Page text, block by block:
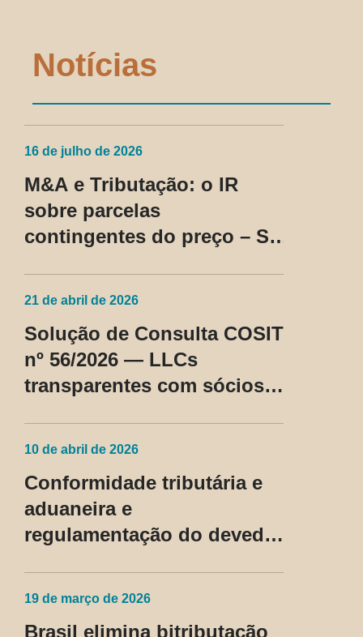
Notícias
16 de julho de 2026
M&A e Tributação: o IR
sobre parcelas
contingentes do preço – SC
21 de abril de 2026
Solução de Consulta COSIT
nº 56/2026 — LLCs
transparentes com sócios
10 de abril de 2026
Conformidade tributária e
aduaneira e
regulamentação do devedor
19 de março de 2026
Brasil elimina bitributação